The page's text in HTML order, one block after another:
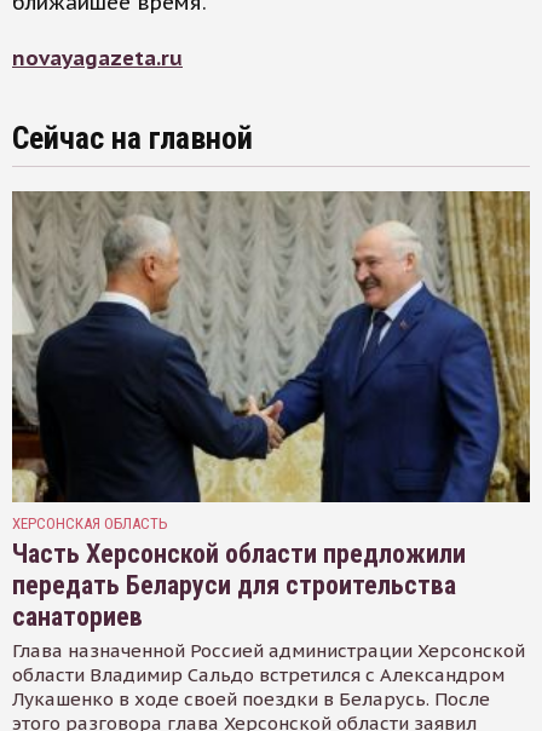
novayagazeta.ru
Сейчас на главной
ХЕРСОНСКАЯ ОБЛАСТЬ
Часть Херсонской области предложили
передать Беларуси для строительства
санаториев
Глава назначенной Россией администрации Херсонской
области Владимир Сальдо встретился с Александром
Лукашенко в ходе своей поездки в Беларусь. После
этого разговора глава Херсонской области заявил